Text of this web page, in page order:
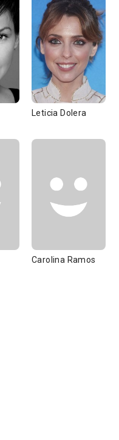
Leticia Dolera
Carolina Ramos